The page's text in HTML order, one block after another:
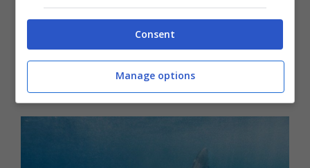
europeo che internazionale. Il problema è
che se le misure ci sono effettuare il
controllo in mare è sempre molto
Consent
Manage options